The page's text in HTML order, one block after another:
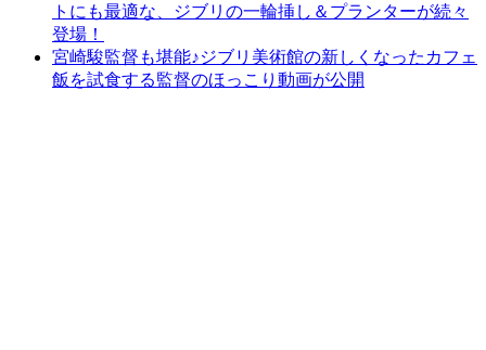
トにも最適な、ジブリの一輪挿し＆プランターが続々
登場！
宮崎駿監督も堪能♪ジブリ美術館の新しくなったカフェ
飯を試食する監督のほっこり動画が公開